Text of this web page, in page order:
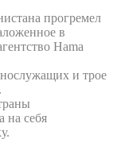
прогремел
в
Hama
и трое
на себя